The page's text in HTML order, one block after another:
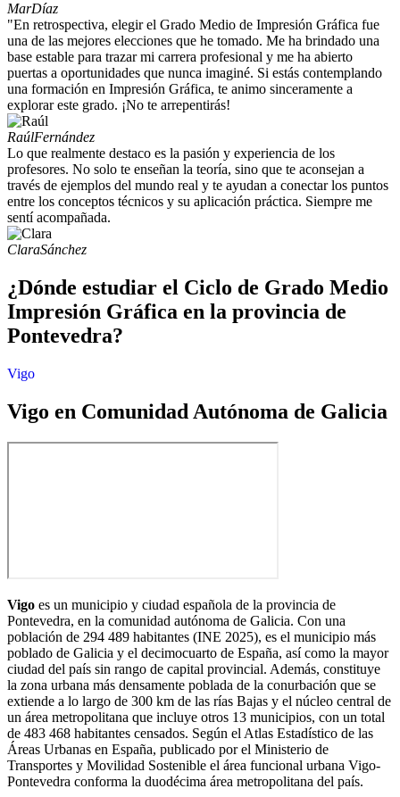
MarDíaz
"En retrospectiva, elegir el Grado Medio de Impresión Gráfica fue
una de las mejores elecciones que he tomado. Me ha brindado una
base estable para trazar mi carrera profesional y me ha abierto
puertas a oportunidades que nunca imaginé. Si estás contemplando
una formación en Impresión Gráfica, te animo sinceramente a
explorar este grado. ¡No te arrepentirás!
RaúlFernández
Lo que realmente destaco es la pasión y experiencia de los
profesores. No solo te enseñan la teoría, sino que te aconsejan a
través de ejemplos del mundo real y te ayudan a conectar los puntos
entre los conceptos técnicos y su aplicación práctica. Siempre me
sentí acompañada.
ClaraSánchez
¿Dónde estudiar el Ciclo de Grado Medio
Impresión Gráfica en la provincia de
Pontevedra?
Vigo
Vigo en Comunidad Autónoma de Galicia
Vigo es un municipio y ciudad española de la provincia de
Pontevedra, en la comunidad autónoma de Galicia. Con una
población de 294 489 habitantes (INE 2025),​ es el municipio más
poblado de Galicia y el decimocuarto de España,​​ así como la mayor
ciudad del país sin rango de capital provincial.​ Además, constituye
la zona urbana más densamente poblada de la conurbación que se
extiende a lo largo de 300 km de las rías Bajas​ y el núcleo central de
un área metropolitana que incluye otros 13 municipios,​ con un total
de 483 468 habitantes censados.​ Según el Atlas Estadístico de las
Áreas Urbanas en España, publicado por el Ministerio de
Transportes y Movilidad Sostenible​ el área funcional urbana Vigo-
Pontevedra conforma la duodécima área metropolitana del país.​